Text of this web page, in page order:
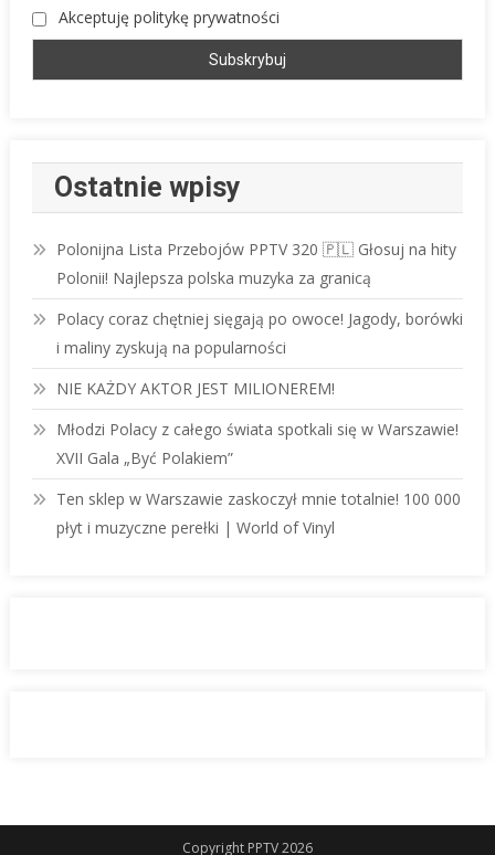
Akceptuję politykę prywatności
Ostatnie wpisy
Polonijna Lista Przebojów PPTV 320 🇵🇱 Głosuj na hity
Polonii! Najlepsza polska muzyka za granicą
Polacy coraz chętniej sięgają po owoce! Jagody, borówki
i maliny zyskują na popularności
NIE KAŻDY AKTOR JEST MILIONEREM!
Młodzi Polacy z całego świata spotkali się w Warszawie!
XVII Gala „Być Polakiem”
Ten sklep w Warszawie zaskoczył mnie totalnie! 100 000
płyt i muzyczne perełki | World of Vinyl
Copyright PPTV 2026